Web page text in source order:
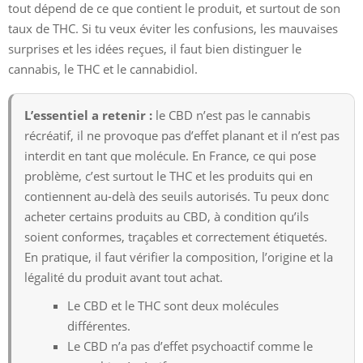
tout dépend de ce que contient le produit, et surtout de son
taux de THC. Si tu veux éviter les confusions, les mauvaises
surprises et les idées reçues, il faut bien distinguer le
cannabis, le THC et le cannabidiol.
L’essentiel a retenir : le CBD n’est pas le cannabis
récréatif, il ne provoque pas d’effet planant et il n’est pas
interdit en tant que molécule. En France, ce qui pose
problème, c’est surtout le THC et les produits qui en
contiennent au-delà des seuils autorisés. Tu peux donc
acheter certains produits au CBD, à condition qu’ils
soient conformes, traçables et correctement étiquetés.
En pratique, il faut vérifier la composition, l’origine et la
légalité du produit avant tout achat.
Le CBD et le THC sont deux molécules
différentes.
Le CBD n’a pas d’effet psychoactif comme le